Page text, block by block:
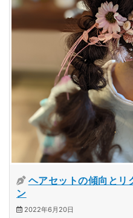
ヘアセットの傾向とリ
ン
2022年6月20日